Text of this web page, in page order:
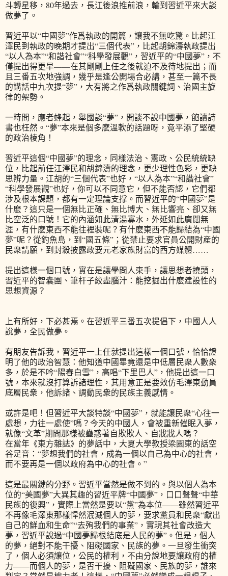
斗轉星移，80年過去，長江後浪推前浪，輪到習近平來大談
做夢了。
習近平以“中國夢”作爲執政的開篇，讓我不無吃驚。比起江
澤民到執政的晚期才提出“三個代表”，比起胡錦濤執政提出
“以人為本”“和諧社會”“科學發展觀”，習近平的“中國夢”，不
僅提出得更早——在其剛剛上任之後就迫不及待地提出；而
且三番五次地強調，幾乎是逢公開場合必講，甚至一篇不長
的講話中九次提“夢”，大有將之作爲執政關鍵詞、治國主旋
律的架勢。
一時間，應者蜂起，舉國談“夢”，開談不說中國夢，飽讀詩
書也枉然。“夢”本來是個多麽溫軟的話題呀，竟平添了堅硬
的政治棱角！
習近平這個“中國夢”的理念，同樣法治、憲政、公民統統缺
位，比起前任江澤民和胡錦濤的理念，更少理性色彩，更缺
思辨力量。江胡的“三個代表”也好，“以人為本”“和諧社會”
“科學發展觀”也好，你可以不同意它，但不能否認，它們都
涉及根本課題，都有一定理論支撑。而習近平的“中國夢”是
什麽？這只是一個無比正確、無比博大、無比響亮、卻又無
比空泛的口號！它的內涵如此清湯寡水，外延如此廣闊無
涯，有什麽東西不能往裡裝呢？有什麽東西不能歸結為“中國
夢”呢？從釣魚島，到“國五條”；從禁止要求官員公開財産的
民衆請願，到封殺披露政要元老家族財富的西方媒體……
提出這樣一個口號，實在是讓學問人束手，讓思想者撓頭，
習近平的智囊團、筆杆子絞盡腦汁：能挖掘出什麽建設性的
思想資源？
上有所好，下必甚焉。在習近平三番五次提倡下，中國人人
說夢，全民做夢。
有朋友告訴我，習近平一上任就提出這樣一個口號，恰恰證
明了他的政治智慧：他知道中國畢竟還是中低層民衆人數衆
多，於是不吟“陽春白雪”，高唱“下里巴人”，他提出這一口
號，本來就沒打算訴諸理性，其用意正是要效仿毛澤東動員
底層民衆，他訴諸、調動民衆的民族主義感情。
或許是吧！但習近平大談特談“中國夢”，就能讓民衆“心往一
處想，力往一處使”嗎？今天的中國人，會被重新催眠入夢，
就像“文革”期間那樣被蠱惑著自欺欺人、自戕戕人嗎？
在當年《東方雜誌》的夢話中，大夏大學教授梁園東的話空
谷足音：“夢想我們的社會，成為一個以自己為中心的社會，
而不要再是一個以政府為中心的社會。”
這是最關鍵的分野。習近平當然是做不到的。與以個人為本
位的“美國夢”大異其趣的習近平牌“中國夢”，口口聲聲“中華
民族的復興”，實際上當然是要以“黨”為本位——雖然習近平
不再像毛澤東那樣悍然泯滅個人的夢，要求黨員和民衆“獻出
自己的鮮血和生命”“去殉我們的事業”，實現其社會改造大
夢，習近平說過“中國夢歸根結底是人民的夢”。但是，個人
的夢，絕對不能干擾、阻礙國家、民族的夢。一旦發生衝突
了，個人必須讓位，公民的權利，不由分說地要讓政府的權
力——而個人的夢，是否干擾、阻礙國家、民族的夢，誰來